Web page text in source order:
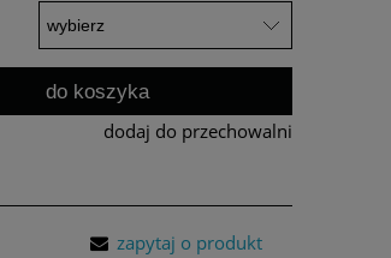
do koszyka
dodaj do przechowalni
zapytaj o produkt